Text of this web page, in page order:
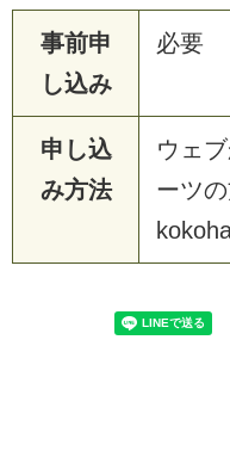
事前申
し込み
必要
申し込
み方法
ウェ
ーツ